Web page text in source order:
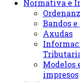
Normativa e
Bandos
Axudas
Modelos
impresos